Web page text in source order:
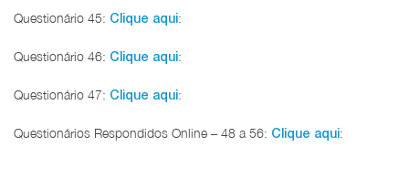
Questionário 45: Clique aqui:
Questionário 46: Clique aqui:
Questionário 47: Clique aqui:
Questionários Respondidos Online – 48 a 56: Clique aqui: